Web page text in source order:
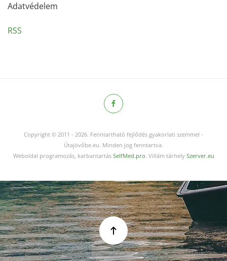
Adatvédelem
RSS
Copyright © 2011 - 2026. Fenntartható fejlődés gyakorlati szemmel -
Útajövőbe.eu. Minden jog fenntartva.
Weboldal programozás, karbantartás SelfMed.pro. Villám tárhely Szerver.eu